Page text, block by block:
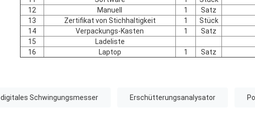
12
Manuell 1
Satz
13
Zertifikat von Stichhaltigkeit 1
Stück
14
Verpackungs-Kasten 1
Satz
15
Ladeliste
16
Laptop 1 Satz
digitales Schwingungsmesser Erschütterungsanalysator